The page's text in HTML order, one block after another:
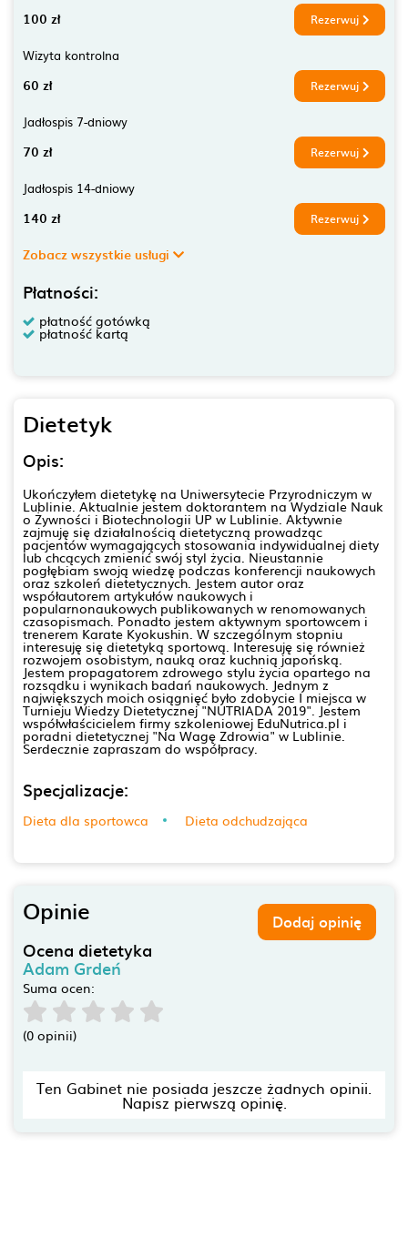
100 zł Rezerwuj
Wizyta kontrolna
60 zł Rezerwuj
Jadłospis 7-dniowy
70 zł Rezerwuj
Jadłospis 14-dniowy
140 zł Rezerwuj
Zobacz wszystkie usługi
Płatności:
płatność gotówką
płatność kartą
Dietetyk
Opis:
Ukończyłem dietetykę na Uniwersytecie Przyrodniczym w
Lublinie. Aktualnie jestem doktorantem na Wydziale Nauk
o Żywności i Biotechnologii UP w Lublinie. Aktywnie
zajmuję się działalnością dietetyczną prowadząc
pacjentów wymagających stosowania indywidualnej diety
lub chcących zmienić swój styl życia. Nieustannie
pogłębiam swoją wiedzę podczas konferencji naukowych
oraz szkoleń dietetycznych. Jestem autor oraz
współautorem artykułów naukowych i
popularnonaukowych publikowanych w renomowanych
czasopismach. Ponadto jestem aktywnym sportowcem i
trenerem Karate Kyokushin. W szczególnym stopniu
interesuję się dietetyką sportową. Interesuję się również
rozwojem osobistym, nauką oraz kuchnią japońską.
Jestem propagatorem zdrowego stylu życia opartego na
rozsądku i wynikach badań naukowych. Jednym z
największych moich osiągnięć było zdobycie I miejsca w
Turnieju Wiedzy Dietetycznej "NUTRIADA 2019". Jestem
współwłaścicielem firmy szkoleniowej EduNutrica.pl i
poradni dietetycznej "Na Wagę Zdrowia" w Lublinie.
Serdecznie zapraszam do współpracy.
Specjalizacje:
Dieta dla sportowca Dieta odchudzająca
Opinie Dodaj opinię
Ocena dietetyka
Adam Grdeń
Suma ocen:
(0 opinii)
Ten Gabinet nie posiada jeszcze żadnych opinii.
Napisz pierwszą opinię.